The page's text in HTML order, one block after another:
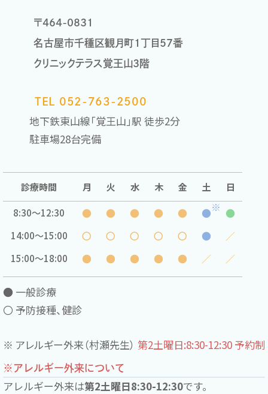
〒464-0831
名古屋市千種区観月町1丁目57番
クリニックテラス覚王山3階
TEL 052-763-2500
地下鉄東山線「覚王山」駅 徒歩2分
駐車場28台完備
診療時間 月 火 水 木 金 土 日
8:30〜12:30 ● ● ● ● ● ●※ ●
14:00〜15:00 〇 〇 〇 〇 〇 ● ／
15:00〜18:00 ● ● ● ● ● ／ ／
● 一般診療
〇 予防接種、健診
※ アレルギー外来（村瀬先生） 第2土曜日:8:30-12:30 予約制
※アレルギー外来について
アレルギー外来は第2土曜日8:30-12:30です。